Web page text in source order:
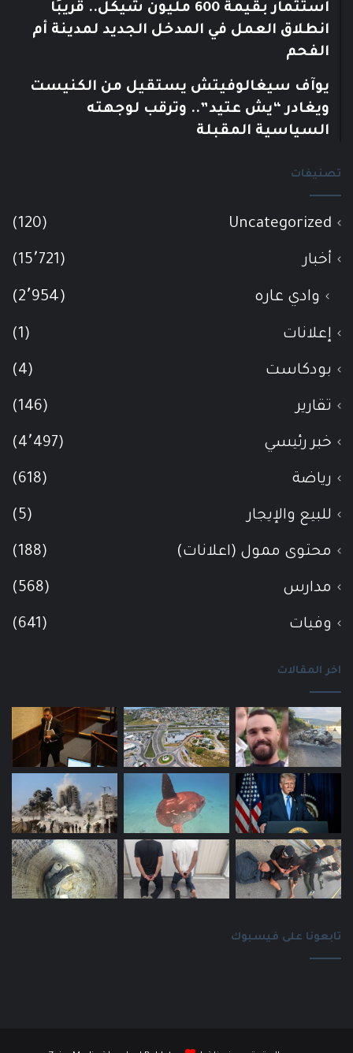
استثمار بقيمة 600 مليون شيكل.. قريبًا
انطلاق العمل في المدخل الجديد لمدينة أم
الفحم
يوآف سيغالوفيتش يستقيل من الكنيست
ويغادر “يش عتيد”.. وترقب لوجهته
السياسية المقبلة
تصنيفات
Uncategorized
(120)
أخبار (15٬721)
وادي عاره (2٬954)
إعلانات (1)
بودكاست (4)
تقارير (146)
خبر رئيسي (4٬497)
رياضة (618)
للبيع والإيجار (5)
محتوى ممول (اعلانات) (188)
مدارس (568)
وفيات (641)
اخر المقالات
تابعونا على فيسبوك